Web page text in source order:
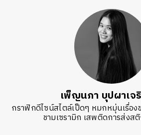
เพ็ญนภา บุปผาเ
กราฟิกดีไซน์สไตล์เป็ดๆ หมกหมุ่นเรื่อ
ชามเซรามิก เสพติดการส่งส